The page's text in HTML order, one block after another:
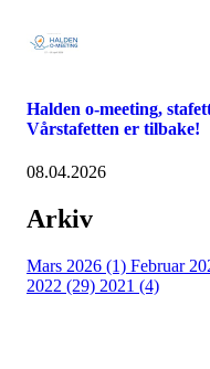
Halden o-meeting,
Vårstafetten er tilbake!
08.04.2026
Arkiv
Mars 2026 (1) Februar
2022 (29) 2021 (4)